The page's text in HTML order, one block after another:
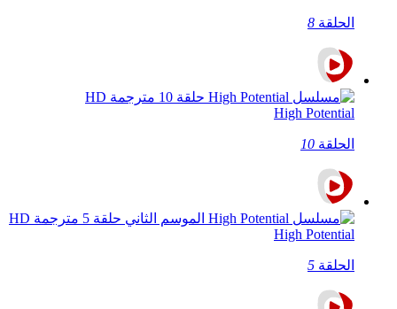
الحلقة 8
High Potential
الحلقة 10
High Potential
الحلقة 5